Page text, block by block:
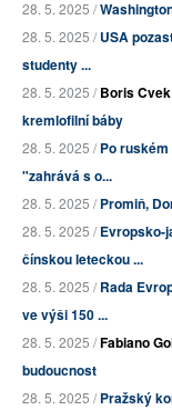
28. 5. 2025 /
28. 5. 2025 /USA
studenty ...
28. 5. 2025 /Boris Cvek
kremlofilní báby
28. 5. 2025 /Po
"zahrává s o...
28. 5. 2025 /Promiň,
28. 5. 2025 /Evropsko-
čínskou leteckou ...
28. 5. 2025 /Rada
ve výši 150 ...
28. 5. 2025 /Fabiano
budoucnost
28. 5. 2025 /Pražský